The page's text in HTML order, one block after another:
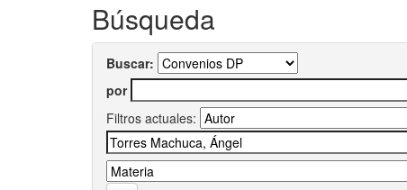
Búsqueda
Buscar:
por
Filtros actuales: